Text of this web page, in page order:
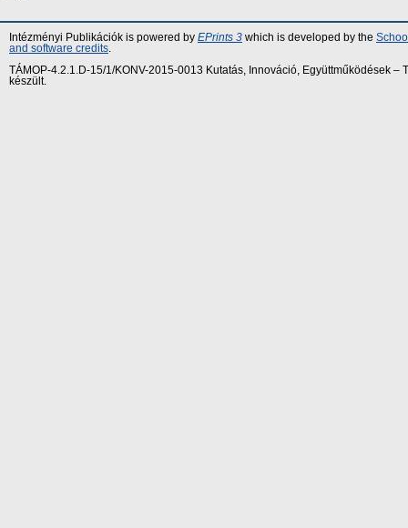
Intézményi Publikációk is powered by EPrints 3 which is developed by the
and software credits
TÁMOP-4.2.1.D-15/1/KONV-2015-0013 Kutatás, Innováció, Együttműködések
készült.